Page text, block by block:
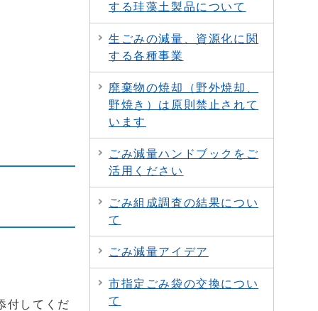
付してくだ
する珪藻土製品について
生ごみの減量、資源化に関
する各種事業
廃棄物の焼却（野外焼却、
野焼き）は原則禁止されて
います
ごみ減量ハンドブックをご
活用ください
ごみ組成調査の結果につい
て
ごみ減量アイデア
市指定ごみ袋の交換につい
て